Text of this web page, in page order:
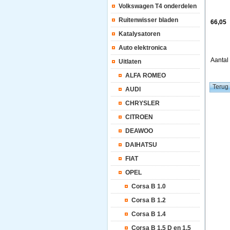
Volkswagen T4 onderdelen
Ruitenwisser bladen
Katalysatoren
Auto elektronica
Uitlaten
ALFA ROMEO
AUDI
CHRYSLER
CITROEN
DEAWOO
DAIHATSU
FIAT
OPEL
Corsa B 1.0
Corsa B 1.2
Corsa B 1.4
Corsa B 1.5 D en 1.5
66,05